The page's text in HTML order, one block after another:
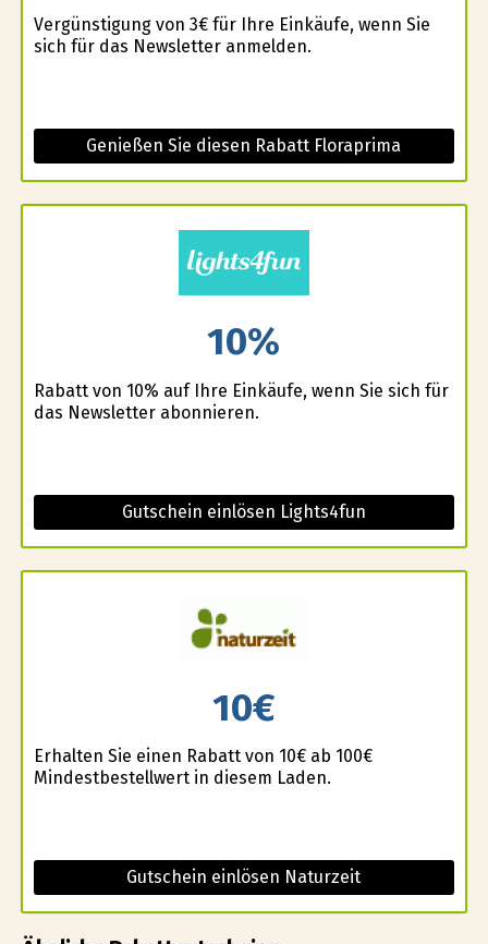
Vergünstigung von 3€ für Ihre Einkäufe, wenn Sie
sich für das Newsletter anmelden.
Genießen Sie diesen Rabatt Floraprima
10%
Rabatt von 10% auf Ihre Einkäufe, wenn Sie sich für
das Newsletter abonnieren.
Gutschein einlösen Lights4fun
10€
Erhalten Sie einen Rabatt von 10€ ab 100€
Mindestbestellwert in diesem Laden.
Gutschein einlösen Naturzeit